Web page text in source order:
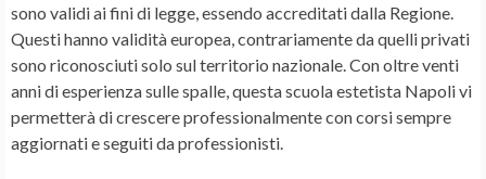
sono validi ai fini di legge, essendo accreditati dalla Regione.
Questi hanno validità europea, contrariamente da quelli privati
sono riconosciuti solo sul territorio nazionale. Con oltre venti
anni di esperienza sulle spalle, questa scuola estetista Napoli vi
permetterà di crescere professionalmente con corsi sempre
aggiornati e seguiti da professionisti.